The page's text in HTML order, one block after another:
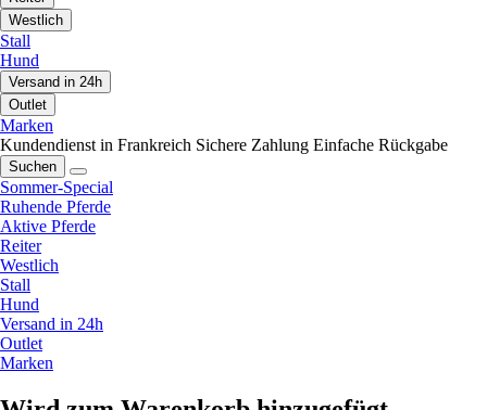
Westlich
Stall
Hund
Versand in 24h
Outlet
Marken
Kundendienst in Frankreich Sichere Zahlung Einfache Rückgabe
Suchen
Sommer-Special
Ruhende Pferde
Aktive Pferde
Reiter
Westlich
Stall
Hund
Versand in 24h
Outlet
Marken